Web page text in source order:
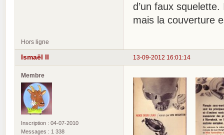
d’un faux
mais la couverture
Hors ligne
13-09-2012 16:01:14
Ismaël II
Membre
Inscription : 04-07-2010
Messages : 1 338